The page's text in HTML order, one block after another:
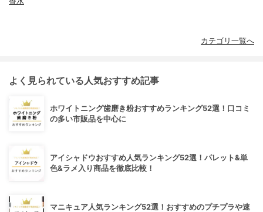
カテゴリ一覧へ
よく見られている人気おすすめ記事
ホワイトニング歯磨き粉おすすめランキング52選！口コミ
の多い市販品を中心に
アイシャドウおすすめ人気ランキング52選！パレット&単
色&ラメ入り商品を徹底比較！
マニキュア人気ランキング52選！おすすめのプチプラや速